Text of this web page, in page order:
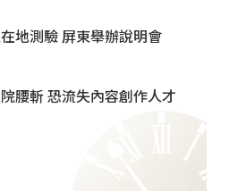
地測驗 屏東舉辦說明會
腰斬 恐流失內容創作人才